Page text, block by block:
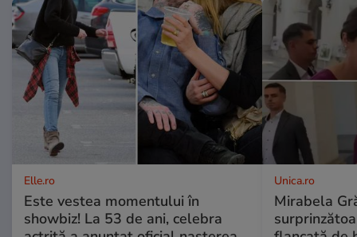
Elle.ro
Este vestea momentului în
showbiz! La 53 de ani, celebra
Unica.ro
Mirabela